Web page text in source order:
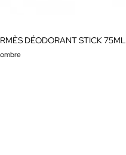
DÉODORANT STICK 75ML